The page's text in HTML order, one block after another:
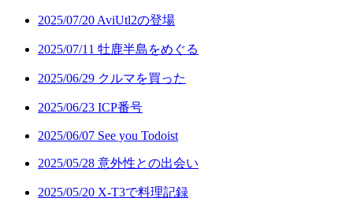
2025/07/20 AviUtl2の登場
2025/07/11 牡鹿半島をめぐる
2025/06/29 クルマを買った
2025/06/23 ICP番号
2025/06/07 See you Todoist
2025/05/28 意外性との出会い
2025/05/20 X-T3で料理記録